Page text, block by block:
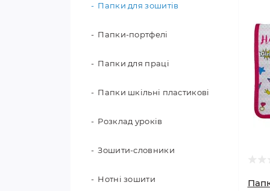
Папки для зошитів
Папки-портфелі
Папки для праці
Папки шкільні пластикові
Розклад уроків
Зошити-словники
Нотні зошити